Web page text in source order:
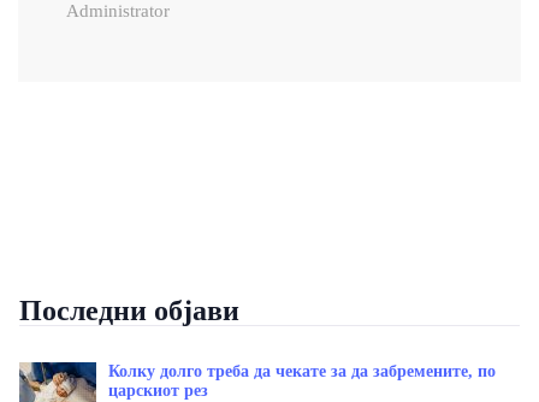
Administrator
Последни објави
Колку долго треба да чекате за да забремените, по
царскиот рез